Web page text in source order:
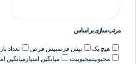
مرتب سازی بر اساس
هیچ یک پیش فرضپیش فرض تعداد
محبوبیتمحبوبیت میانگین امتیاز میانگین